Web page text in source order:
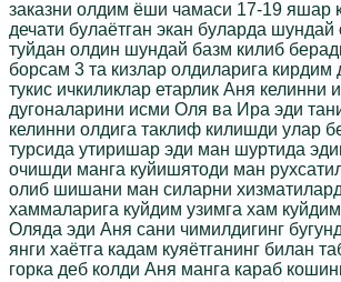
заказни олдим ёши чамаси 17-19 яшар
дечати булаётган экан буларда шундай
туйдан олдин шундай базм килиб
борсам 3 та кизлар олдиларига кирдим
тукис ичкиликлар етарлик Аня келинни
дугоналарини исми Оля ва Ира эди
келинни олдига таклиф килишди улар
турсида утиришар эди ман шуртида
очишди манга куйишятоди ман
олиб шишани ман силарни
хаммаларига куйдим узимга хам куйдим
Оляда эди Аня сани чимилдигинг
янги хаётга кадам куяётганинг билан
горка деб колди Аня манга караб